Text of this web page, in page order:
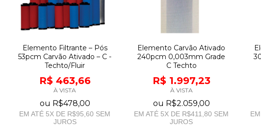
Elemento Filtrante – Pós
53pcm Carvão Ativado – C -
Techto/Fluir
R$ 463,66
À VISTA
ou R$478,00
EM ATÉ 5X DE R$95,60 SEM
JUROS
Elemento Carvão Ativado
240pcm 0,003mm Grade
C Techto
R$ 1.997,23
À VISTA
ou R$2.059,00
EM ATÉ 5X DE R$411,80 SEM
JUROS